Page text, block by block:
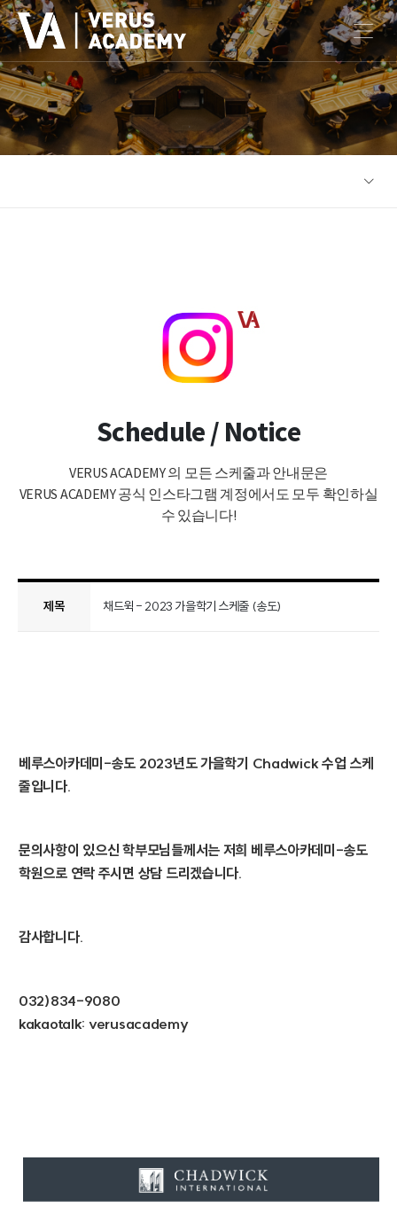
메뉴 열기
Schedule / Notice
VERUS ACADEMY 의 모든 스케줄과 안내문은
VERUS ACADEMY 공식 인스타그램 계정에서도 모두 확인하실
수 있습니다!
제목 채드윅 - 2023 가을학기 스케줄 (송도)
베루스아카데미-송도 2023년도 가을학기 Chadwick 수업 스케
줄입니다.
문의사항이 있으신 학부모님들께서는 저희 베루스아카데미-송도
학원으로 연락 주시면 상담 드리겠습니다.
감사합니다.
032)834-9080
kakaotalk: verusacademy